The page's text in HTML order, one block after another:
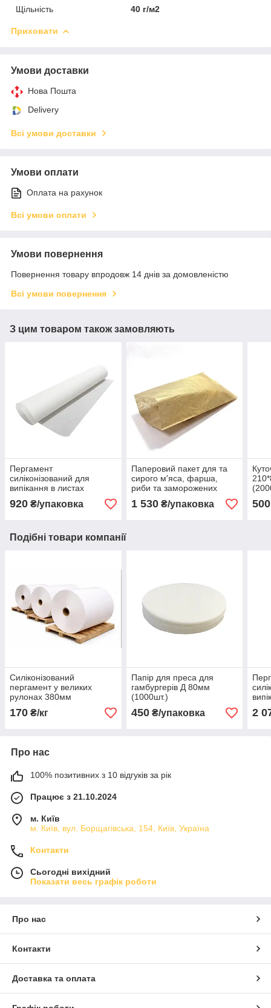
Щільність
40 г/м2
Приховати
Умови доставки
Нова Пошта
Delivery
Всі умови доставки
Умови оплати
Оплата на рахунок
Всі умови оплати
Умови повернення
Повернення товару впродовж 14 днів за домовленістю
Всі умови повернення
З цим товаром також замовляють
Пергамент
силіконізований для
випікання в листах
600*400 (500шт.)
920 ₴/упаковка
Паперовий пакет для та
сирого м'яса, фарша,
риби та заморожених
продуктів 390*220*0 мм
(500шт.)
1 530₴/упаковка 500
Подібні товари компанії
Силіконізований
пергамент у великих
рулонах 380мм
170 ₴/кг
Папір для преса для
гамбургерів Д 80мм
(1000шт.)
450₴/упаковка 2
Про нас
100% позитивних з 10 відгуків за рік
Працює з 21.10.2024
м. Київ
м. Київ, вул. Борщагівська, 154, Київ, Україна
Контакти
Сьогодні вихідний
Показати весь графік роботи
Про нас
Контакти
Доставка та оплата